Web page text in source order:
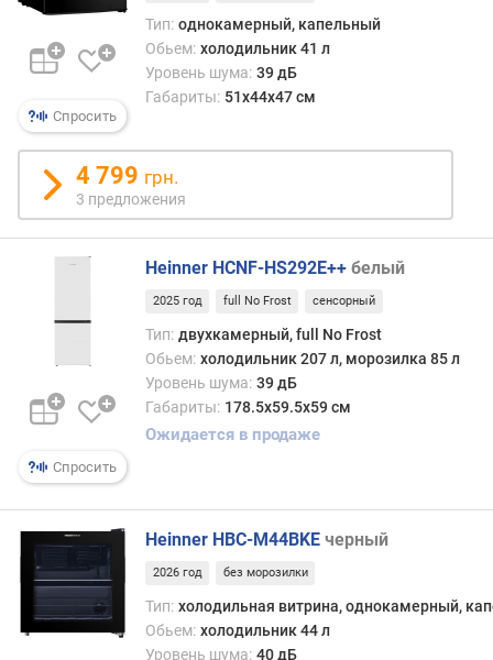
п
о
т
з
ы
в
а
м
т
д
о
а
е
н
и
я
Спросить
Тип: однокамерный, капельный
Обьем: холодильник 41 л
Уровень шума: 39 дБ
Габариты: 51х44х47 см
4 799 грн.
3 предложения
Спросить
Heinner HCNF-HS292E++ белый
2025 год full No Frost сенсорный
Тип: двухкамерный, full No Frost
Обьем: холодильник 207 л, морозилка 85 л
Уровень шума: 39 дБ
Габариты: 178.5х59.5х59 см
Ожидается в продаже
Heinner HBC-M44BKE черный
2026 год без морозилки
Тип: холодильная витрина, однокамерный,
Обьем: холодильник 44 л
Уровень шума: 40 дБ